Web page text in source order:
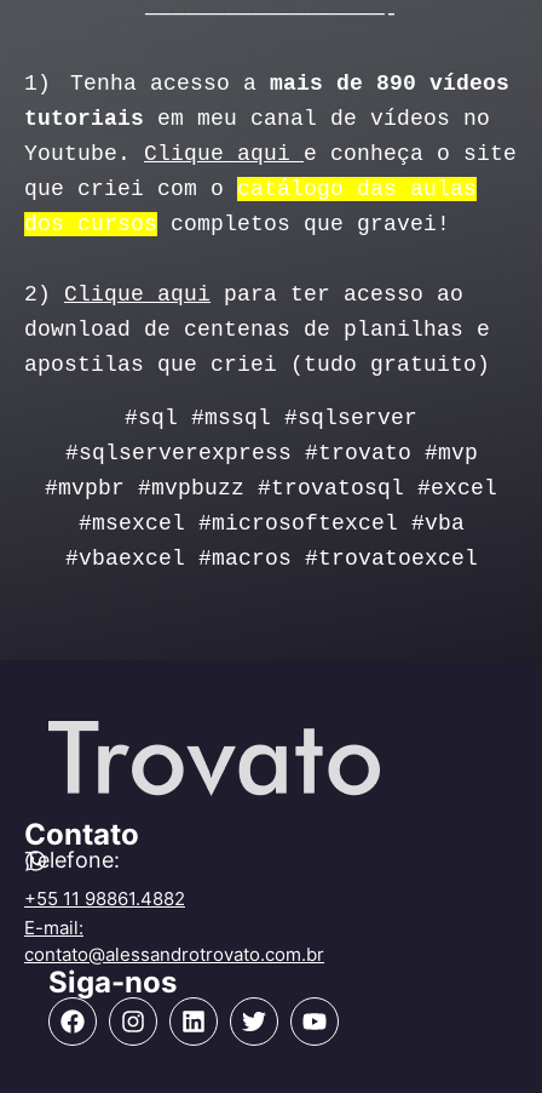
——————————————————-
1) Tenha acesso a mais de 890 vídeos
tutoriais em meu canal de vídeos no
Youtube. Clique aqui e conheça o site
que criei com o catálogo das aulas
dos cursos completos que gravei!
2) Clique aqui para ter acesso ao
download de centenas de planilhas e
apostilas que criei (tudo gratuito)
#sql #mssql #sqlserver
#sqlserverexpress #trovato #mvp
#mvpbr #mvpbuzz #trovatosql #excel
#msexcel #microsoftexcel #vba
#vbaexcel #macros #trovatoexcel
Contato
Telefone:
+55 11 98861.4882
E-mail:
contato@alessandrotrovato.com.br
Siga-nos